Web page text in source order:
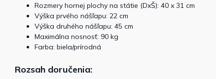
Rozmery hornej plochy na státie (DxŠ): 40 x 31 cm
Výška prvého nášľapu: 22 cm
Výška druhého nášľapu: 45 cm
Maximálna nosnosť: 90 kg
Farba: biela/prírodná
Rozsah doručenia: